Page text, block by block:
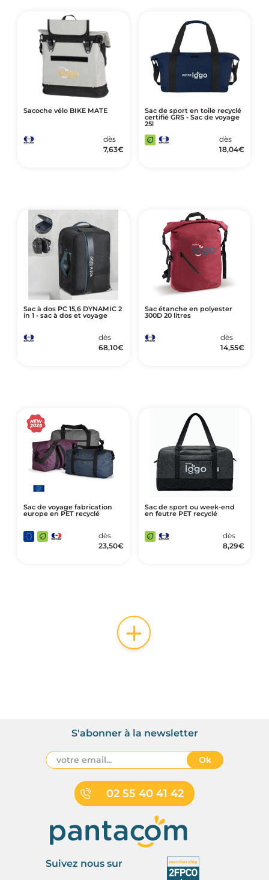
Sacoche vélo BIKE MATE
dès
7,63€
Sac de sport en toile recyclé
certifié GRS - Sac de voyage
25l
dès
18,04€
Sac à dos PC 15,6 DYNAMIC 2
in 1 - sac à dos et voyage
dès
68,10€
Sac étanche en polyester
300D 20 litres
dès
14,55€
Sac de voyage fabrication
europe en PET recyclé
dès
23,50€
Sac de sport ou week-end
en feutre PET recyclé
dès
8,29€
+
02 55 40 41 42
S'abonner à la newsletter
Ok
Suivez nous sur